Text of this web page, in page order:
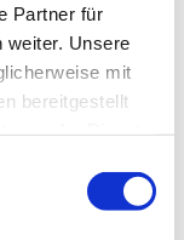
Partner für
weiter. Unsere
mit
bereitgestellt